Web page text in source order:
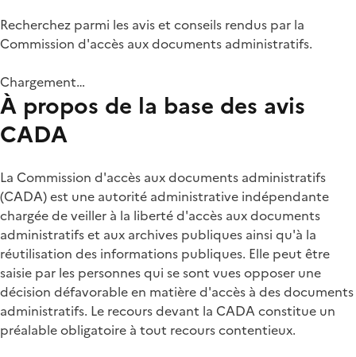
Recherchez parmi les avis et conseils rendus par la
Commission d'accès aux documents administratifs.
Chargement…
À propos de la base des avis
CADA
La Commission d'accès aux documents administratifs
(CADA) est une autorité administrative indépendante
chargée de veiller à la liberté d'accès aux documents
administratifs et aux archives publiques ainsi qu'à la
réutilisation des informations publiques. Elle peut être
saisie par les personnes qui se sont vues opposer une
décision défavorable en matière d'accès à des documents
administratifs. Le recours devant la CADA constitue un
préalable obligatoire à tout recours contentieux.